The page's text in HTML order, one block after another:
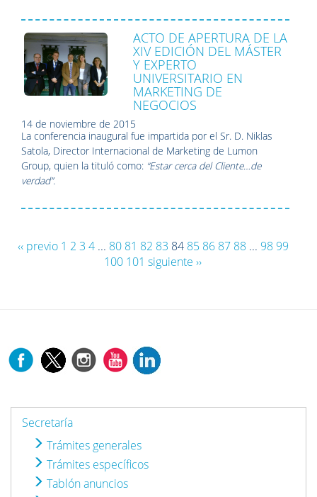
ACTO DE APERTURA DE LA
XIV EDICIÓN DEL MÁSTER
Y EXPERTO
UNIVERSITARIO EN
MARKETING DE
NEGOCIOS
14 de noviembre de 2015
La conferencia inaugural fue impartida por el Sr. D. Niklas
Satola, Director Internacional de Marketing de Lumon
Group, quien la tituló como: “Estar cerca del Cliente…de
verdad”.
‹‹ previo 1 2 3 4... 80 81 82 83 84 85 86 87 88... 98 99
100 101 siguiente ››
Secretaría
Trámites generales
Trámites específicos
Tablón anuncios